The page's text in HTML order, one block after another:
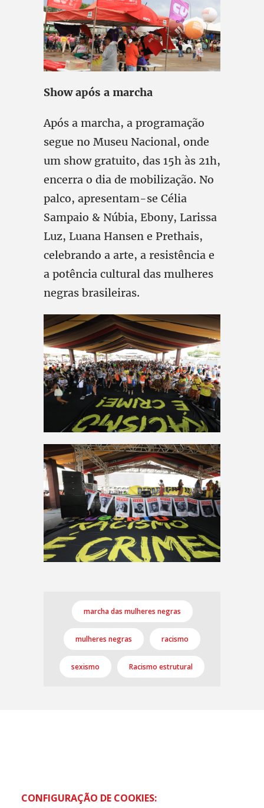
Show após a marcha
Após a marcha, a programação
segue no Museu Nacional, onde
um show gratuito, das 15h às 21h,
encerra o dia de mobilização. No
palco, apresentam-se Célia
Sampaio & Núbia, Ebony, Larissa
Luz, Luana Hansen e Prethais,
celebrando a arte, a resistência e
a potência cultural das mulheres
negras brasileiras.
marcha das mulheres negras
mulheres negras racismo
sexismo Racismo estrutural
CONFIGURAÇÃO DE COOKIES: